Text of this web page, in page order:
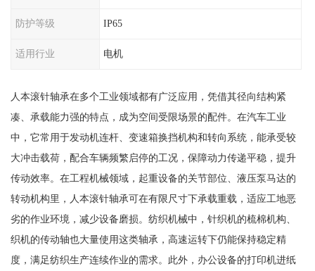
防护等级 IP65
适用行业 电机
人本滚针轴承在多个工业领域都有广泛应用，凭借其径向结构紧
凑、承载能力强的特点，成为空间受限场景的配件。在汽车工业
中，它常用于发动机连杆、变速箱换挡机构和转向系统，能承受较
大冲击载荷，配合车辆频繁启停的工况，保障动力传递平稳，提升
传动效率。在工程机械领域，起重设备的关节部位、液压泵马达的
转动机构里，人本滚针轴承可在有限尺寸下承载重载，适应工地恶
劣的作业环境，减少设备磨损。纺织机械中，针织机的梳棉机构、
织机的传动轴也大量使用这类轴承，高速运转下仍能保持稳定精
度，满足纺织生产连续作业的需求。此外，办公设备的打印机进纸